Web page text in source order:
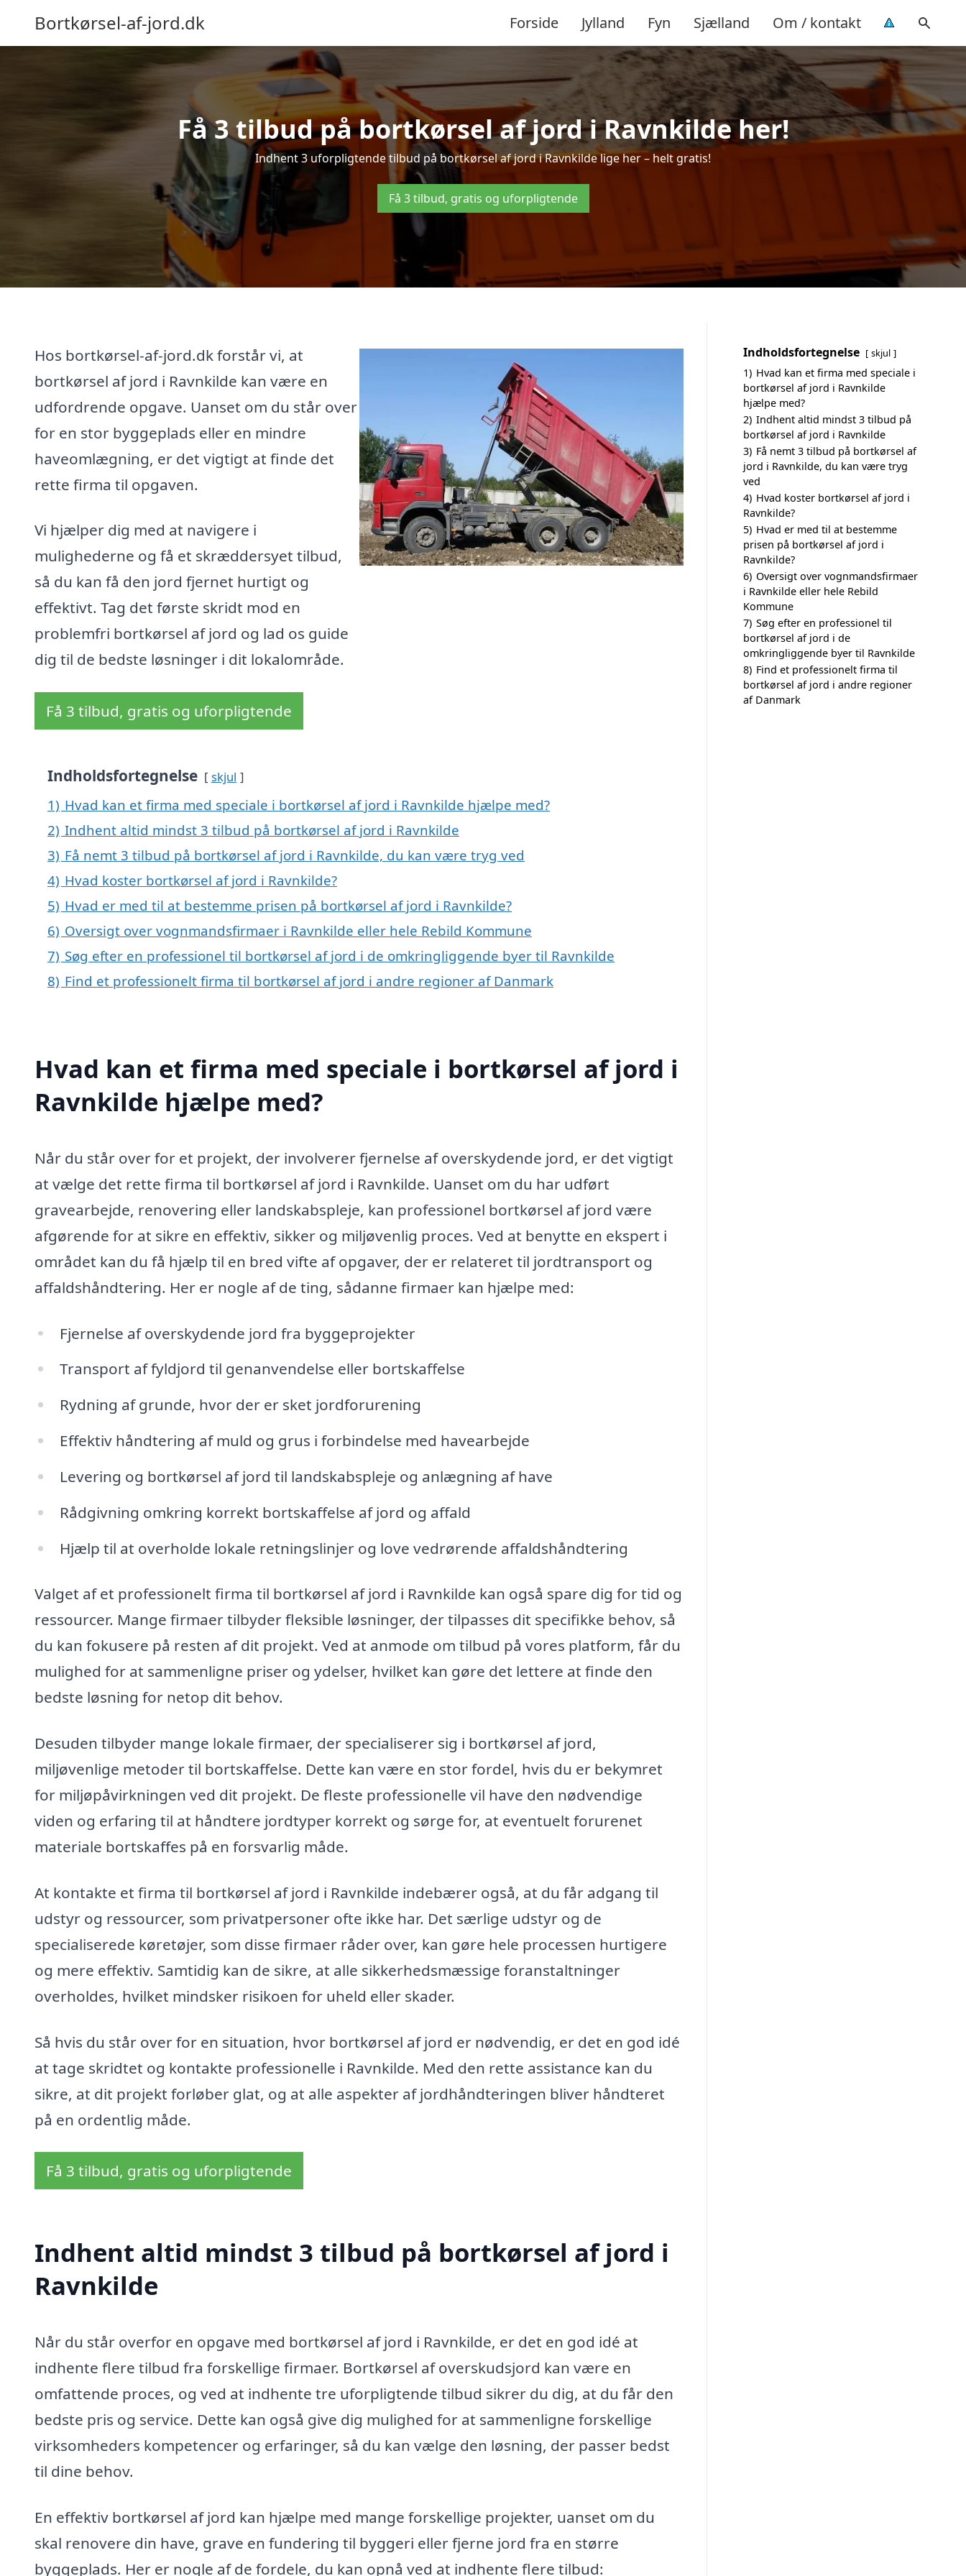
Bortkørsel-af-jord.dk Forside Jylland Fyn Sjælland Om / kontakt
Få 3 tilbud på bortkørsel af jord i Ravnkilde her!
Indhent 3 uforpligtende tilbud på bortkørsel af jord i Ravnkilde lige her – helt gratis!
Få 3 tilbud, gratis og uforpligtende
Hos bortkørsel-af-jord.dk forstår vi, at
bortkørsel af jord i Ravnkilde kan være en
udfordrende opgave. Uanset om du står over
for en stor byggeplads eller en mindre
haveomlægning, er det vigtigt at finde det
rette firma til opgaven.
Vi hjælper dig med at navigere i
mulighederne og få et skræddersyet tilbud,
så du kan få den jord fjernet hurtigt og
effektivt. Tag det første skridt mod en
problemfri bortkørsel af jord og lad os guide
dig til de bedste løsninger i dit lokalområde.
Få 3 tilbud, gratis og uforpligtende
Indholdsfortegnelse skjul
1) Hvad kan et firma med speciale i bortkørsel af jord i Ravnkilde hjælpe med?
2) Indhent altid mindst 3 tilbud på bortkørsel af jord i Ravnkilde
3) Få nemt 3 tilbud på bortkørsel af jord i Ravnkilde, du kan være tryg ved
4) Hvad koster bortkørsel af jord i Ravnkilde?
5) Hvad er med til at bestemme prisen på bortkørsel af jord i Ravnkilde?
6) Oversigt over vognmandsfirmaer i Ravnkilde eller hele Rebild Kommune
7) Søg efter en professionel til bortkørsel af jord i de omkringliggende byer til Ravnkilde
8) Find et professionelt firma til bortkørsel af jord i andre regioner af Danmark
Hvad kan et firma med speciale i bortkørsel af jord i
Ravnkilde hjælpe med?
Når du står over for et projekt, der involverer fjernelse af overskydende jord, er det vigtigt
at vælge det rette firma til bortkørsel af jord i Ravnkilde. Uanset om du har udført
gravearbejde, renovering eller landskabspleje, kan professionel bortkørsel af jord være
afgørende for at sikre en effektiv, sikker og miljøvenlig proces. Ved at benytte en ekspert i
området kan du få hjælp til en bred vifte af opgaver, der er relateret til jordtransport og
affaldshåndtering. Her er nogle af de ting, sådanne firmaer kan hjælpe med:
Fjernelse af overskydende jord fra byggeprojekter
Transport af fyldjord til genanvendelse eller bortskaffelse
Rydning af grunde, hvor der er sket jordforurening
Effektiv håndtering af muld og grus i forbindelse med havearbejde
Levering og bortkørsel af jord til landskabspleje og anlægning af have
Rådgivning omkring korrekt bortskaffelse af jord og affald
Hjælp til at overholde lokale retningslinjer og love vedrørende affaldshåndtering
Valget af et professionelt firma til bortkørsel af jord i Ravnkilde kan også spare dig for tid og
ressourcer. Mange firmaer tilbyder fleksible løsninger, der tilpasses dit specifikke behov, så
du kan fokusere på resten af dit projekt. Ved at anmode om tilbud på vores platform, får du
mulighed for at sammenligne priser og ydelser, hvilket kan gøre det lettere at finde den
bedste løsning for netop dit behov.
Desuden tilbyder mange lokale firmaer, der specialiserer sig i bortkørsel af jord,
miljøvenlige metoder til bortskaffelse. Dette kan være en stor fordel, hvis du er bekymret
for miljøpåvirkningen ved dit projekt. De fleste professionelle vil have den nødvendige
viden og erfaring til at håndtere jordtyper korrekt og sørge for, at eventuelt forurenet
materiale bortskaffes på en forsvarlig måde.
At kontakte et firma til bortkørsel af jord i Ravnkilde indebærer også, at du får adgang til
udstyr og ressourcer, som privatpersoner ofte ikke har. Det særlige udstyr og de
specialiserede køretøjer, som disse firmaer råder over, kan gøre hele processen hurtigere
og mere effektiv. Samtidig kan de sikre, at alle sikkerhedsmæssige foranstaltninger
overholdes, hvilket mindsker risikoen for uheld eller skader.
Så hvis du står over for en situation, hvor bortkørsel af jord er nødvendig, er det en god idé
at tage skridtet og kontakte professionelle i Ravnkilde. Med den rette assistance kan du
sikre, at dit projekt forløber glat, og at alle aspekter af jordhåndteringen bliver håndteret
på en ordentlig måde.
Få 3 tilbud, gratis og uforpligtende
Indhent altid mindst 3 tilbud på bortkørsel af jord i
Ravnkilde
Når du står overfor en opgave med bortkørsel af jord i Ravnkilde, er det en god idé at
indhente flere tilbud fra forskellige firmaer. Bortkørsel af overskudsjord kan være en
omfattende proces, og ved at indhente tre uforpligtende tilbud sikrer du dig, at du får den
bedste pris og service. Dette kan også give dig mulighed for at sammenligne forskellige
virksomheders kompetencer og erfaringer, så du kan vælge den løsning, der passer bedst
til dine behov.
En effektiv bortkørsel af jord kan hjælpe med mange forskellige projekter, uanset om du
skal renovere din have, grave en fundering til byggeri eller fjerne jord fra en større
byggeplads. Her er nogle af de fordele, du kan opnå ved at indhente flere tilbud:
Indholdsfortegnelse skjul
1) Hvad kan et firma med speciale i
bortkørsel af jord i Ravnkilde
hjælpe med?
2) Indhent altid mindst 3 tilbud på
bortkørsel af jord i Ravnkilde
3) Få nemt 3 tilbud på bortkørsel af
jord i Ravnkilde, du kan være tryg
ved
4) Hvad koster bortkørsel af jord i
Ravnkilde?
5) Hvad er med til at bestemme
prisen på bortkørsel af jord i
Ravnkilde?
6) Oversigt over vognmandsfirmaer
i Ravnkilde eller hele Rebild
Kommune
7) Søg efter en professionel til
bortkørsel af jord i de
omkringliggende byer til Ravnkilde
8) Find et professionelt firma til
bortkørsel af jord i andre regioner
af Danmark